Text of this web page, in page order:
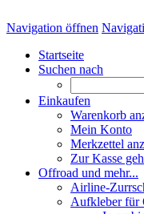
Navigation öffnen
Startseite
Suchen nach
Einkaufen
Warenkorb
Mein Konto
Merkzettel
Zur Kasse
Offroad und mehr...
Airline-
Aufkleber für